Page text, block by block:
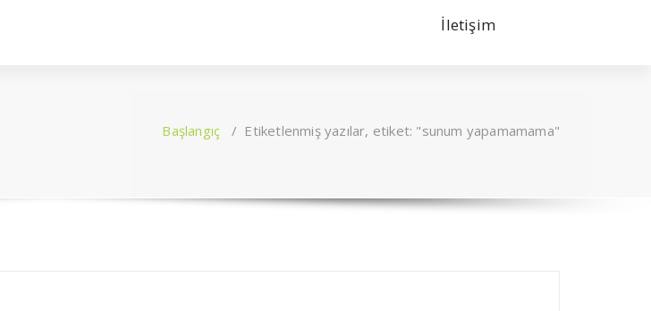
İletişim
Başlangıç / Etiketlenmiş yazılar, etiket: "sunum yapamamama"